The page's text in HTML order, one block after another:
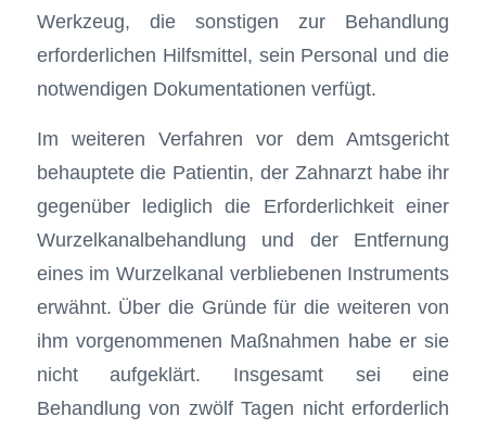
Werkzeug, die sonstigen zur Behandlung
erforderlichen Hilfsmittel, sein Personal und die
notwendigen Dokumentationen verfügt.
Im weiteren Verfahren vor dem Amtsgericht
behauptete die Patientin, der Zahnarzt habe ihr
gegenüber lediglich die Erforderlichkeit einer
Wurzelkanalbehandlung und der Entfernung
eines im Wurzelkanal verbliebenen Instruments
erwähnt. Über die Gründe für die weiteren von
ihm vorgenommenen Maßnahmen habe er sie
nicht aufgeklärt. Insgesamt sei eine
Behandlung von zwölf Tagen nicht erforderlich